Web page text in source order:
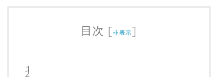
目次 [非表示]